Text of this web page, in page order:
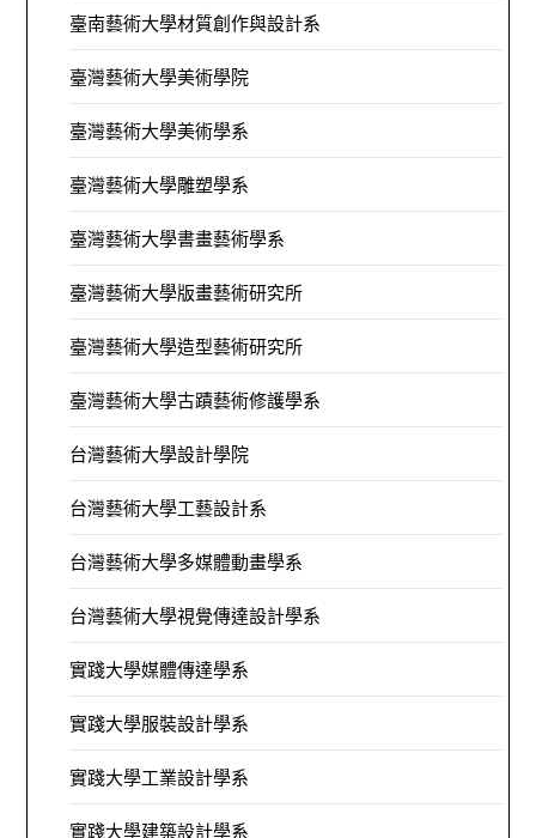
臺南藝術大學材質創作與設計系
臺灣藝術大學美術學院
臺灣藝術大學美術學系
臺灣藝術大學雕塑學系
臺灣藝術大學書畫藝術學系
臺灣藝術大學版畫藝術研究所
臺灣藝術大學造型藝術研究所
臺灣藝術大學古蹟藝術修護學系
台灣藝術大學設計學院
台灣藝術大學工藝設計系
台灣藝術大學多媒體動畫學系
台灣藝術大學視覺傳達設計學系
實踐大學媒體傳達學系
實踐大學服裝設計學系
實踐大學工業設計學系
實踐大學建築設計學系